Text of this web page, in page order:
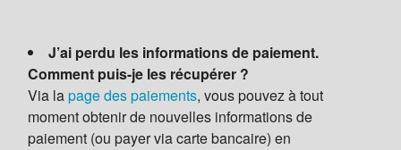
J’ai perdu les informations de paiement.
Comment puis-je les récupérer ?
Via lapage des paiements, vous pouvez à tout
moment obtenir de nouvelles informations de
paiement (ou payer via carte bancaire) en